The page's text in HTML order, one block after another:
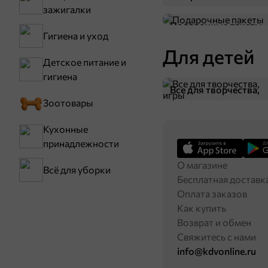
зажигалки
Гигиена и уход
Детское питание и
гигиена
Зоотовары
Кухонные
принадлежности
Всё для уборки
Подарочные пакеты
Для детей
Все для творчества,
игры
О магазине
Бесплатная
Оплата заказов
Как купить
Возврат и обмен
Свяжитесь с нами
info@kdvonline.ru